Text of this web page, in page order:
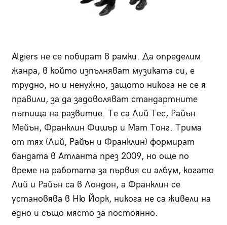
Algiers не се побират в рамки. Да определим
жанра, в който изпълняват музиката си, е
трудно, но и ненужно, защото никога не се я
правили, за да задоволяват стандартните
пътища на развитие. Те са Лий Тес, Райън
Мейън, Франклин Фишър и Мат Тонг. Трима
от тях (Лий, Райън и Франклин) формират
бандата в Атланта през 2009, но oще по
време на работата за първия си албум, когато
Лий и Райън са в Лондон, а Франклин се
установява в Ню Йорк, никога не са живели на
едно и също място за постоянно.